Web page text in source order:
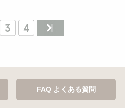
FAQ よくある質問